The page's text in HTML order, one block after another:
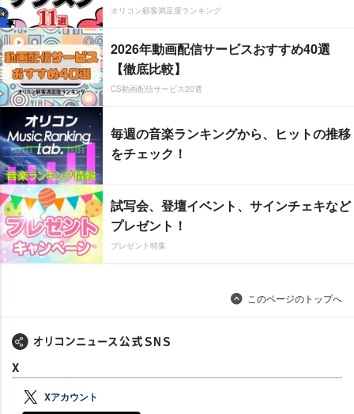
オリコン顧客満足度ランキング
2026年動画配信サービスおすすめ40選
【徹底比較】
CS動画配信サービス20選
毎週の音楽ランキングから、ヒットの推移
をチェック！
試写会、登壇イベント、サインチェキなど
プレゼント！
プレゼント特集
このページのトップへ
X
Xアカウント